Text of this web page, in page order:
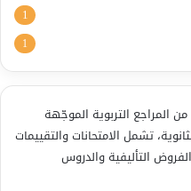
1
1
المراجع التربوية الموجّهة
تشمل الامتحانات والتقييمات
التأليفية والدروس